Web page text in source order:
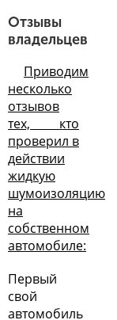
Отзывы
владельцев
Приводим
несколько
отзывов
тех, кто
проверил в
действии
жидкую
шумоизоляцию
на
собственном
автомобиле:
Первый
свой
автомобиль